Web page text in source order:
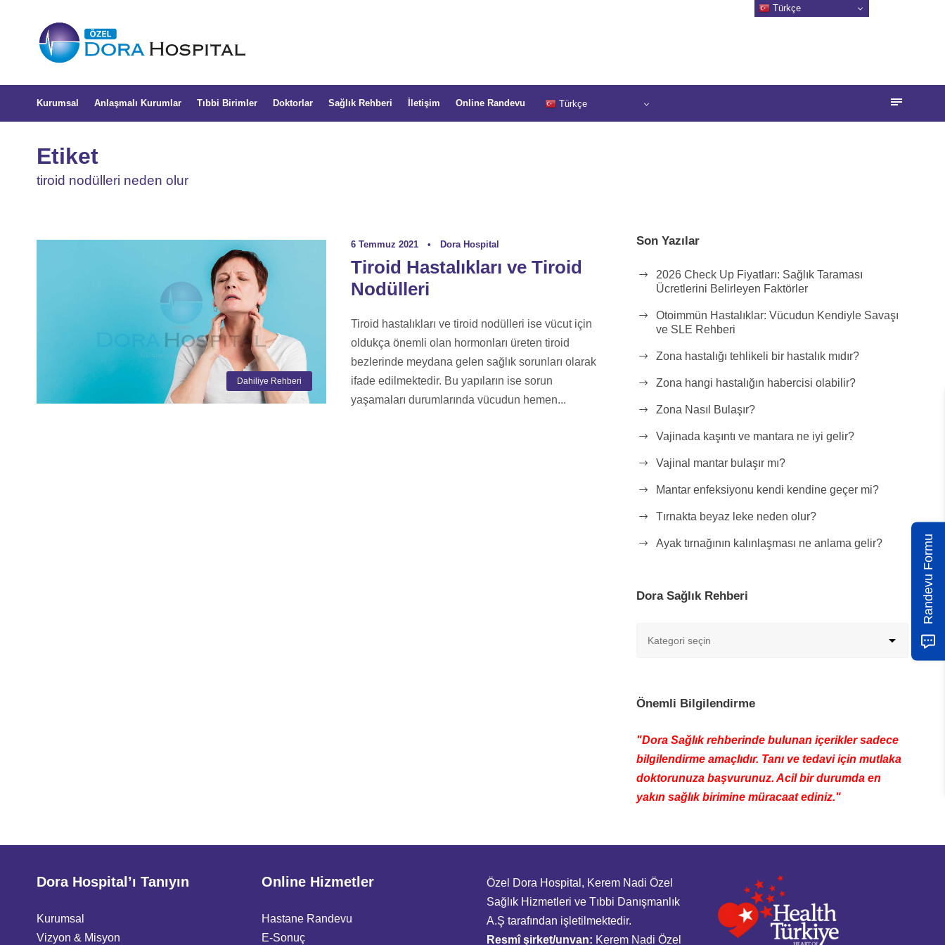
Kurumsal Anlaşmalı Kurumlar Tıbbi Birimler Doktorlar Sağlık Rehberi İletişim Online Randevu Türkçe
Etiket
tiroid nodülleri neden olur
Dahiliye Rehberi
6 Temmuz 2021 • Dora Hospital
Tiroid Hastalıkları ve Tiroid
Nodülleri
Tiroid hastalıkları ve tiroid nodülleri ise vücut için
oldukça önemli olan hormonları üreten tiroid
bezlerinde meydana gelen sağlık sorunları olarak
ifade edilmektedir. Bu yapıların ise sorun
yaşamaları durumlarında vücudun hemen...
Son Yazılar
2026 Check Up Fiyatları: Sağlık Taraması
Ücretlerini Belirleyen Faktörler
Otoimmün Hastalıklar: Vücudun Kendiyle Savaşı
ve SLE Rehberi
Zona hastalığı tehlikeli bir hastalık mıdır?
Zona hangi hastalığın habercisi olabilir?
Zona Nasıl Bulaşır?
Vajinada kaşıntı ve mantara ne iyi gelir?
Vajinal mantar bulaşır mı?
Mantar enfeksiyonu kendi kendine geçer mi?
Tırnakta beyaz leke neden olur?
Ayak tırnağının kalınlaşması ne anlama gelir?
Dora Sağlık Rehberi
Önemli Bilgilendirme
"Dora Sağlık rehberinde bulunan içerikler sadece
bilgilendirme amaçlıdır. Tanı ve tedavi için mutlaka
doktorunuza başvurunuz. Acil bir durumda en
yakın sağlık birimine müracaat ediniz."
Dora Hospital’ı Tanıyın
Kurumsal
Vizyon & Misyon
Online Hizmetler
Hastane Randevu
E-Sonuç
Özel Dora Hospital, Kerem Nadi Özel
Sağlık Hizmetleri ve Tıbbi Danışmanlık
A.Ş tarafından işletilmektedir.
Resmî şirket/unvan: Kerem Nadi Özel
Türkçe
Randevu Formu